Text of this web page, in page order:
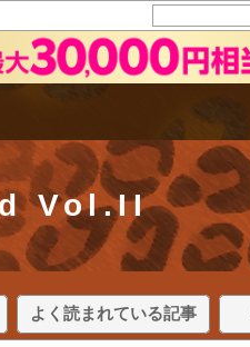
Vol.II
よく読まれている記事